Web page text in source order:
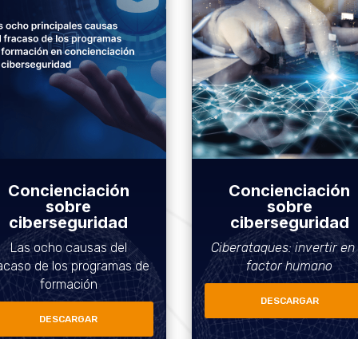
Concienciación
sobre
ciberseguridad
Las ocho causas del
de los programas de
formación
DESCARGAR
Concienciación
sobre
ciberseguridad
Ciberataques: invertir en
factor humano
DESCARGAR